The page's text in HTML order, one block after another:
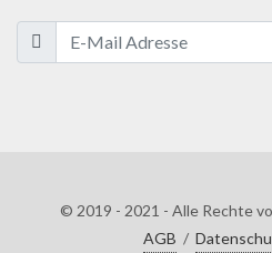
© 2019 - 2021 - Alle Rechte
AGB /